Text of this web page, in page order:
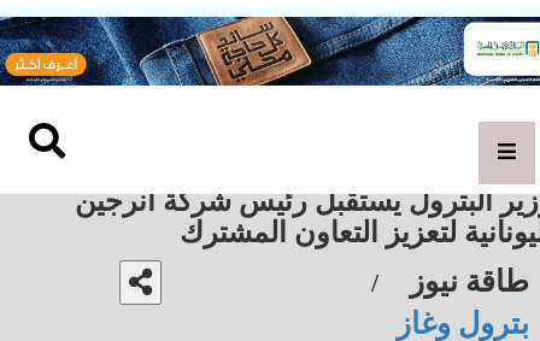
البترول يستقبل رئيس شركة انرجين
لتعزيز التعاون المشترك
طاقة نيوز /
بترول وغاز